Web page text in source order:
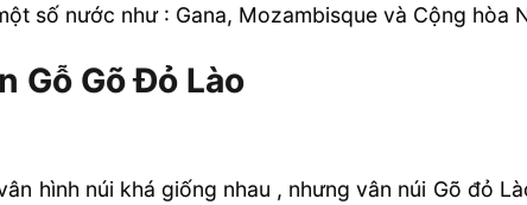
số nước như : Gana, Mozambisque và Cộng hòa
Gỗ Gõ Đỏ Lào
hình núi khá giống nhau , nhưng vân núi Gõ đỏ